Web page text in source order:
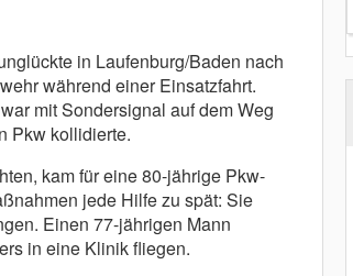
in Laufenburg/Baden nach
während einer Einsatzfahrt.
mit Sondersignal auf dem Weg
Pkw kollidierte.
kam für eine 80-jährige Pkw-
jede Hilfe zu spät: Sie
Einen 77-jährigen Mann
in eine Klinik fliegen.